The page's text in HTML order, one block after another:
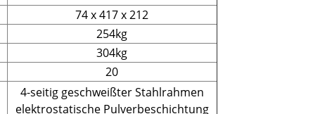
74 x 417 x 212
254kg
304kg
20
4-seitig geschweißter Stahlrahmen
elektrostatische Pulverbeschichtung